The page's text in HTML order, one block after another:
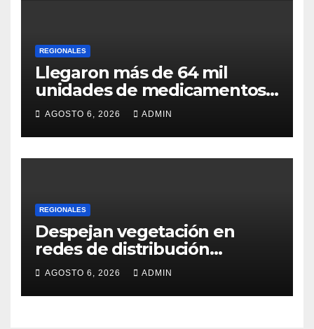
REGIONALES
Llegaron más de 64 mil
unidades de medicamentos
e insumos
AGOSTO 6, 2026 ADMIN
REGIONALES
Despejan vegetación en
redes de distribución
eléctrica
AGOSTO 6, 2026 ADMIN